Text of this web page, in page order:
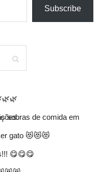
Subscribe